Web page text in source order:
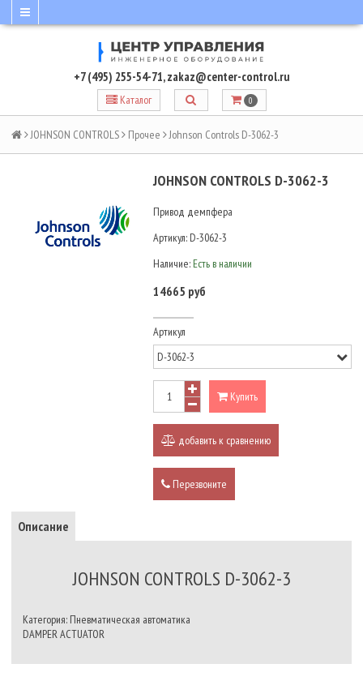
+7 (495) 255-54-71,zakaz@center-control.ru
Каталог 0
JOHNSON CONTROLS Прочее Johnson Controls D-3062-3
JOHNSON CONTROLS D-3062-3
Привод демпфера
Артикул: D-3062-3
Наличие: Есть в наличии
14665 руб
Артикул
Купить
добавить к сравнению
Перезвоните
Описание
JOHNSON CONTROLS D-3062-3
Категория: Пневматическая автоматика
DAMPER ACTUATOR